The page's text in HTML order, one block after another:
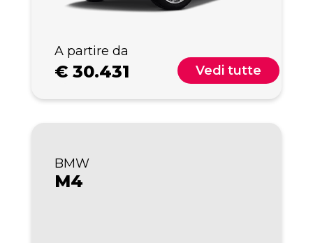
A partire da
€ 30.431 Vedi tutte
BMW
M4